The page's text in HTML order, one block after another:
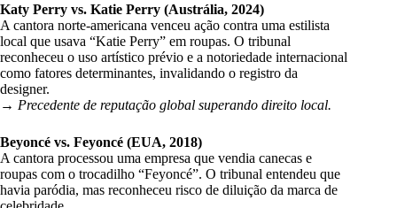
Katy Perry vs. Katie Perry (Austrália, 2024)
A cantora norte-americana venceu ação contra uma estilista
local que usava “Katie Perry” em roupas. O tribunal
reconheceu o uso artístico prévio e a notoriedade internacional
como fatores determinantes, invalidando o registro da
designer.
→ Precedente de reputação global superando direito local.
Beyoncé vs. Feyoncé (EUA, 2018)
A cantora processou uma empresa que vendia canecas e
roupas com o trocadilho “Feyoncé”. O tribunal entendeu que
havia paródia, mas reconheceu risco de diluição da marca de